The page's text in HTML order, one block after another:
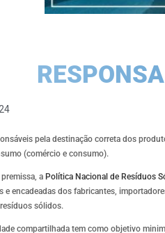
pela destinação correta dos
(comércio e consumo).
a Política Nacional de Resíduos
e encadeadas dos fabricantes,
sólidos.
compartilhada tem como objetivo